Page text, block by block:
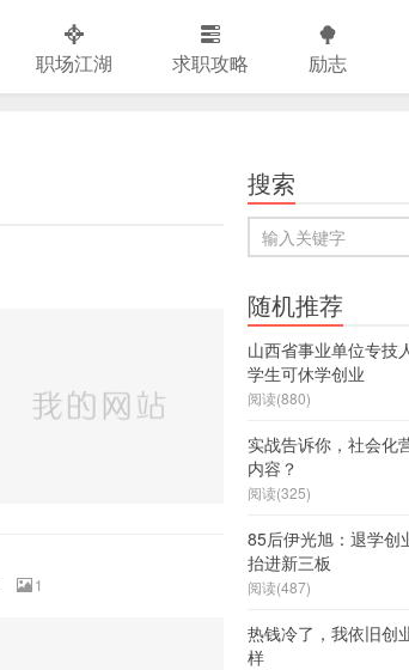
职场江湖 求职攻略 励志
1
搜索
随机推荐
山西省事业单位专技
学生可休学创业
阅读(880)
实战告诉你，社会化
内容？
阅读(325)
85后伊光旭：退学创
抬进新三板
阅读(487)
热钱冷了，我依旧创
样